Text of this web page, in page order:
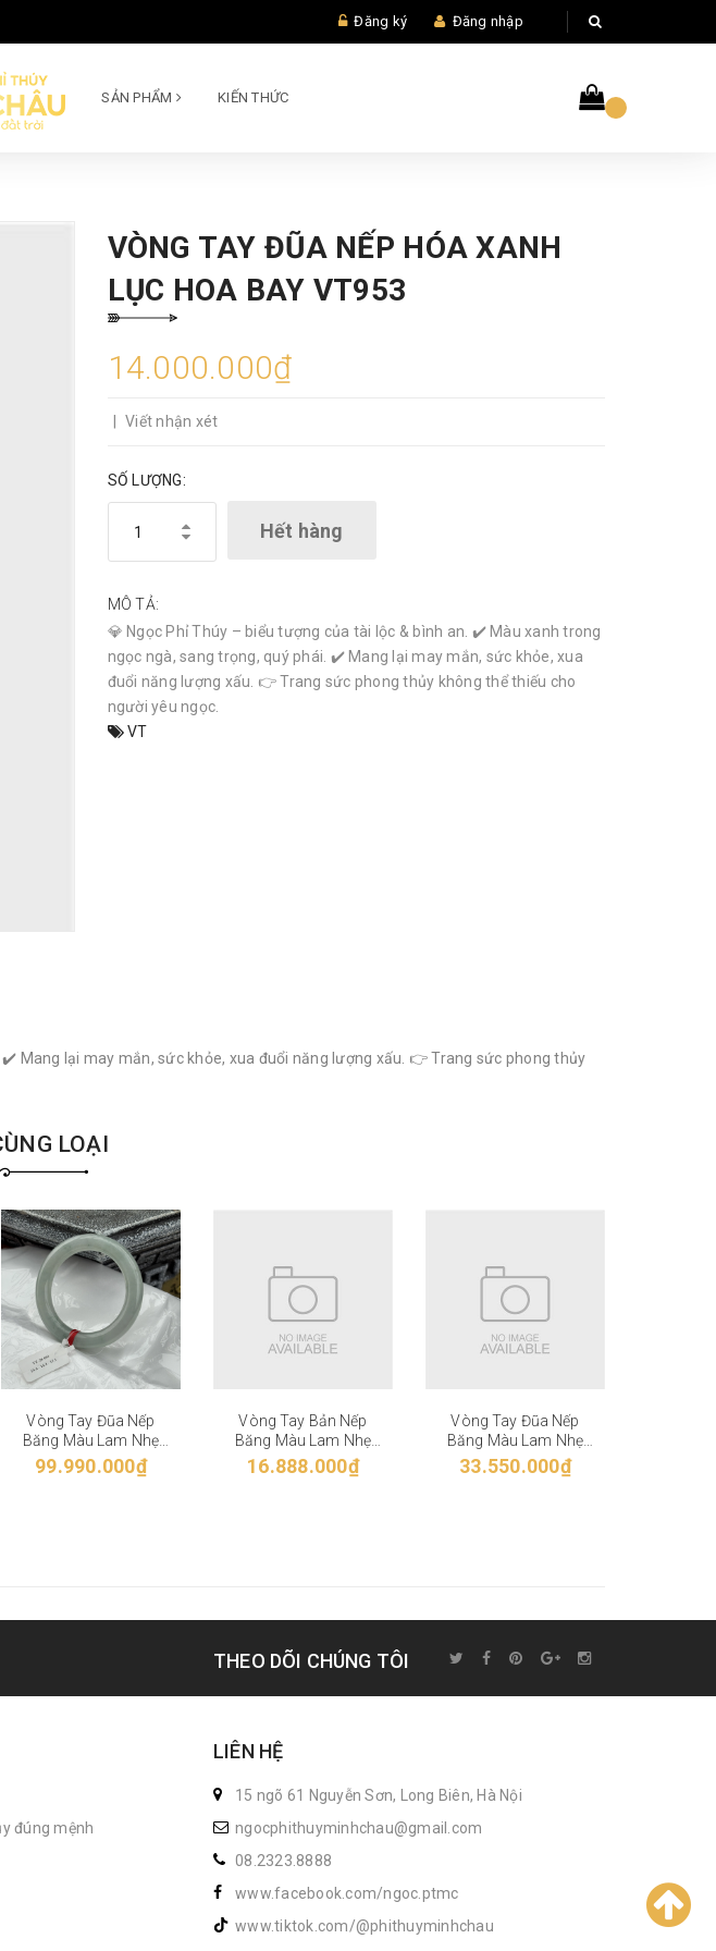
Đăng ký Đăng nhập
SẢN PHẨM KIẾN THỨC
VÒNG TAY ĐŨA NẾP HÓA XANH
LỤC HOA BAY VT953
14.000.000₫
Viết nhận xét
SỐ LƯỢNG:
Hết hàng
MÔ TẢ:
💎 Ngọc Phỉ Thúy – biểu tượng của tài lộc & bình an. ✔️ Màu xanh trong
ngọc ngà, sang trọng, quý phái. ✔️ Mang lại may mắn, sức khỏe, xua
đuổi năng lượng xấu. 👉 Trang sức phong thủy không thể thiếu cho
người yêu ngọc.
VT
Mang lại may mắn, sức khỏe, xua đuổi năng lượng xấu. 👉 Trang sức phong thủy
LOẠI
Vòng Tay Đũa Nếp
Băng Màu Lam Nhẹ
VT-28-001
99.990.000₫
Vòng Tay Bản Nếp
Băng Màu Lam Nhẹ
VT-27-006
16.888.000₫
Vòng Tay Đũa Nếp
Băng Màu Lam Nhẹ
VT-27-005
33.550.000₫
THEO DÕI CHÚNG TÔI
đúng mệnh
LIÊN HỆ
15 ngõ 61 Nguyễn Sơn, Long Biên, Hà Nội
ngocphithuyminhchau@gmail.com
08.2323.8888
www.facebook.com/ngoc.ptmc
www.tiktok.com/@phithuyminhchau